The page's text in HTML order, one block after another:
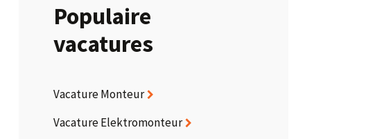
Populaire
vacatures
Vacature Monteur
Vacature Elektromonteur